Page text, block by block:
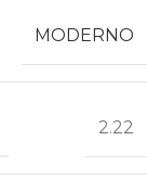
MODERNO
2.22